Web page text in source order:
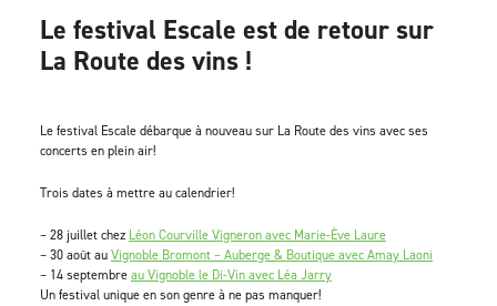
Le festival Escale est de retour sur
La Route des vins !
Le festival Escale débarque à nouveau sur La Route des vins avec ses
concerts en plein air!
Trois dates à mettre au calendrier!
– 28 juillet chez Léon Courville Vigneronavec Marie-Ève Laure
– 30 août auVignoble Bromont – Auberge & BoutiqueavecAmay Laoni
– 14 septembreau Vignoble le Di-Vin avec Léa Jarry
Un festival unique en son genre à ne pas manquer!